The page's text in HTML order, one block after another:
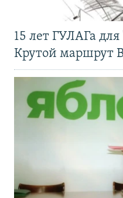
15 лет ГУЛАГа
Крутой маршрут